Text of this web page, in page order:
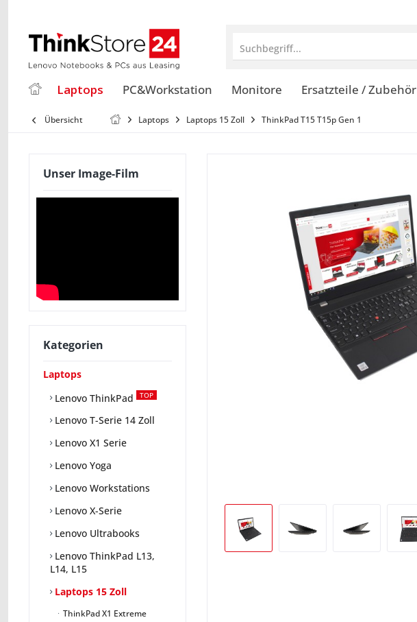
Suchbegriff...
Laptops PC&Workstation Monitore Ersatzteile / Zubehör
Übersicht Laptops Laptops 15 Zoll ThinkPad T15 T15p Gen 1
Unser Image-Film
Kategorien
Laptops
Lenovo ThinkPad
TOP
Lenovo T-Serie 14 Zoll
Lenovo X1 Serie
Lenovo Yoga
Lenovo Workstations
Lenovo X-Serie
Lenovo Ultrabooks
Lenovo ThinkPad L13,
L14, L15
Laptops 15 Zoll
ThinkPad X1 Extreme